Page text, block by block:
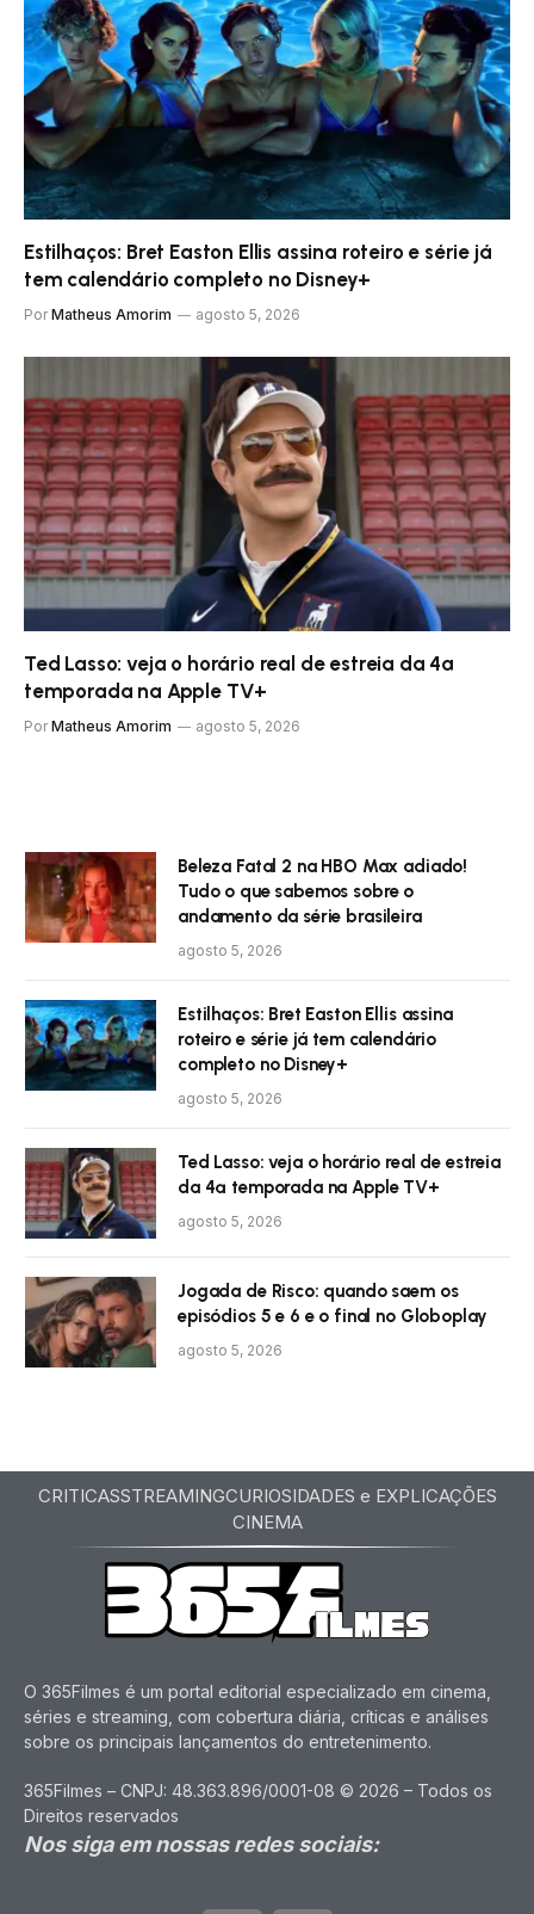
Estilhaços: Bret Easton Ellis assina roteiro e série já
tem calendário completo no Disney+
Por Matheus Amorim agosto 5, 2026
Ted Lasso: veja o horário real de estreia da 4ª
temporada na Apple TV+
Por Matheus Amorim agosto 5, 2026
Beleza Fatal 2 na HBO Max adiado!
Tudo o que sabemos sobre o
andamento da série brasileira
agosto 5, 2026
Estilhaços: Bret Easton Ellis assina
roteiro e série já tem calendário
completo no Disney+
agosto 5, 2026
Ted Lasso: veja o horário real de estreia
da 4ª temporada na Apple TV+
agosto 5, 2026
Jogada de Risco: quando saem os
episódios 5 e 6 e o final no Globoplay
agosto 5, 2026
CRITICASSTREAMINGCURIOSIDADES e EXPLICAÇÕES
CINEMA
O 365Filmes é um portal editorial especializado em cinema,
séries e streaming, com cobertura diária, críticas e análises
sobre os principais lançamentos do entretenimento.
365Filmes – CNPJ: 48.363.896/0001-08 © 2026 – Todos os
Direitos reservados
Nos siga em nossas redes sociais: